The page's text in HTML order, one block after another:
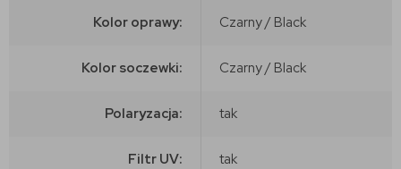
Kolor oprawy:
Czarny / Black
Kolor soczewki: Czarny / Black
Polaryzacja: tak
Filtr UV: tak